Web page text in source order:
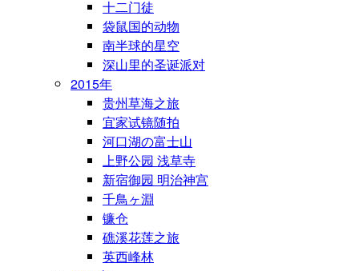
十二门徒
袋鼠国的动物
南半球的星空
深山里的圣诞派对
2015年
贵州草海之旅
宜家试镜随拍
河口湖の富士山
上野公园 浅草寺
新宿御园 明治神宫
千鳥ヶ淵
镰仓
礁溪花莲之旅
英西峰林